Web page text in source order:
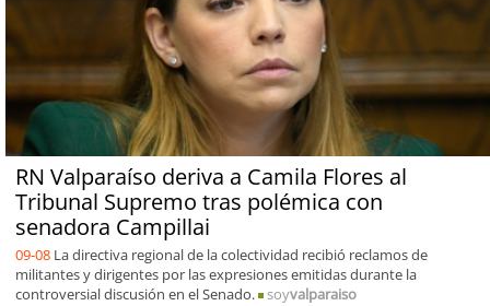
RN Valparaíso deriva a Camila Flores al
Tribunal Supremo tras polémica con
senadora Campillai
09-08 La directiva regional de la colectividad recibió reclamos de
militantes y dirigentes por las expresiones emitidas durante la
controversial discusión en el Senado.
soyvalparaiso